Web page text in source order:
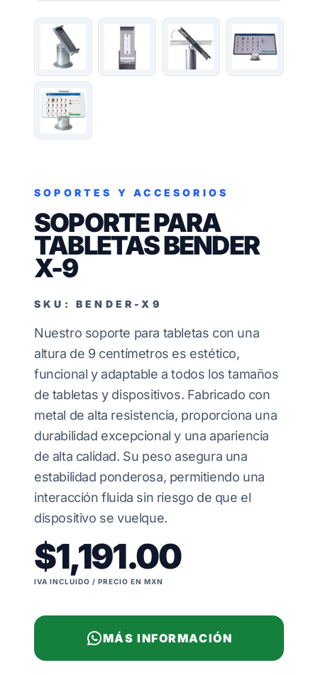
SOPORTES Y ACCESORIOS
SOPORTE PARA
TABLETAS BENDER
X-9
SKU: BENDER-X9
Nuestro soporte para tabletas con una
altura de 9 centímetros es estético,
funcional y adaptable a todos los tamaños
de tabletas y dispositivos. Fabricado con
metal de alta resistencia, proporciona una
durabilidad excepcional y una apariencia
de alta calidad. Su peso asegura una
estabilidad ponderosa, permitiendo una
interacción fluida sin riesgo de que el
dispositivo se vuelque.
$1,191.00
IVA INCLUIDO / PRECIO EN MXN
MÁS INFORMACIÓN